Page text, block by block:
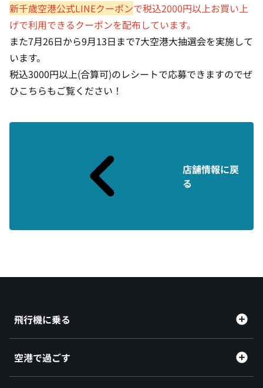
新千歳空港公式LINEクーポンで税込2000円以上お買い上
げで利用できるクーポンを配布しています。
また7月26日から9月13日まで7大空港大抽選会を実施して
います。
税込3000円以上(合算可)のレシートで応募できますのでぜ
ひこちらもご覧ください！
店舗情報に戻
る
飛行機に乗る
空港で過ごす